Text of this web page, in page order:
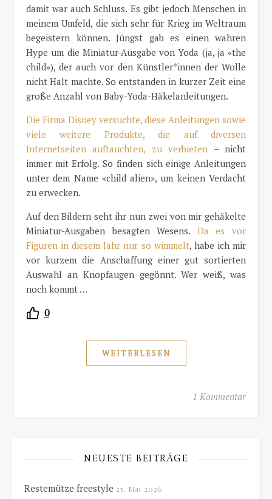
damit war auch Schluss. Es gibt jedoch Menschen in
meinem Umfeld, die sich sehr für Krieg im Weltraum
begeistern können. Jüngst gab es einen wahren
Hype um die Miniatur-Ausgabe von Yoda (ja, ja «the
child»), der auch vor den Künstler*innen der Wolle
nicht Halt machte. So entstanden in kurzer Zeit eine
große Anzahl von Baby-Yoda-Häkelanleitungen.
Die Firma Disney versuchte, diese Anleitungen sowie
viele weitere Produkte, die auf diversen
Internetseiten auftauchten, zu verbieten – nicht
immer mit Erfolg. So finden sich einige Anleitungen
unter dem Name «child alien», um keinen Verdacht
zu erwecken.
Auf den Bildern seht ihr nun zwei von mir gehäkelte
Miniatur-Ausgaben besagten Wesens. Da es vor
Figuren in diesem Jahr nur so wimmelt, habe ich mir
vor kurzem die Anschaffung einer gut sortierten
Auswahl an Knopfaugen gegönnt. Wer weiß, was
noch kommt …
0
WEITERLESEN
1 Kommentar
NEUESTE BEITRÄGE
Restemütze freestyle 25. Mai 2026